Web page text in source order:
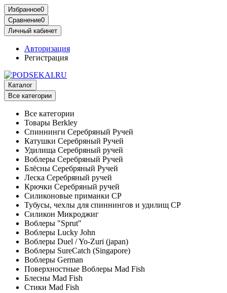
Избранное0
Сравнение0
Личный кабинет
Авторизация
Регистрация
Каталог
Все категории
Все категории
Товары Berkley
Спиннинги Серебряный Ручей
Катушки Серебряный Ручей
Удилища Серебряный ручей
Воблеры Серебряный Ручей
Блёсны Серебряный Ручей
Леска Серебряный ручей
Крючки Серебряный ручей
Силиконовые приманки СР
Тубусы, чехлы для спиннингов и удилищ СР
Силикон Микроджиг
Воблеры "Sprut"
Воблеры Lucky John
Воблеры Duel / Yo-Zuri (japan)
Воблеры SureCatch (Singapore)
Воблеры German
Поверхностные Воблеры Mad Fish
Блесны Mad Fish
Стики Mad Fish